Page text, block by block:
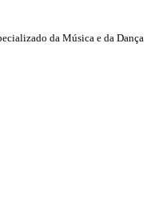
da Música e da Dança